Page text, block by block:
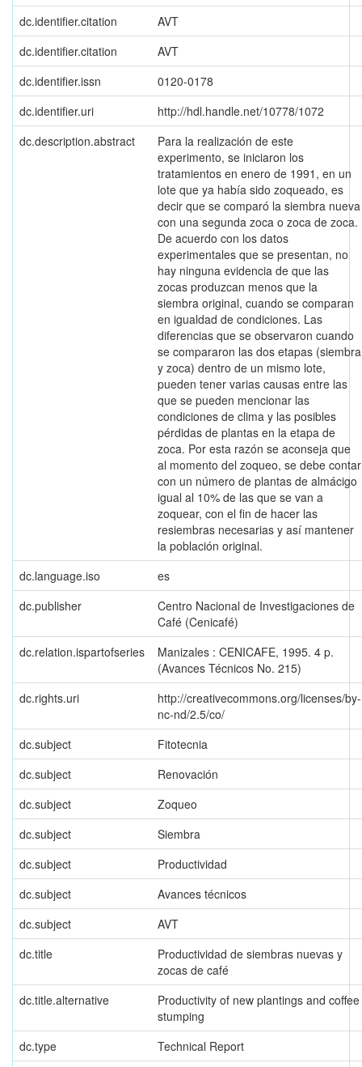
dc.identifier.citation
AVT
dc.identifier.citation
AVT
dc.identifier.issn
0120-0178
dc.identifier.uri
http://hdl.handle.net/10778/1072
dc.description.abstract
Para la realización de este
experimento, se iniciaron los
tratamientos en enero de 1991, en un
lote que ya había sido zoqueado, es
decir que se comparó la siembra nueva
con una segunda zoca o zoca de zoca.
De acuerdo con los datos
experimentales que se presentan, no
hay ninguna evidencia de que las
zocas produzcan menos que la
siembra original, cuando se comparan
en igualdad de condiciones. Las
diferencias que se observaron cuando
se compararon las dos etapas (siembra
y zoca) dentro de un mismo lote,
pueden tener varias causas entre las
que se pueden mencionar las
condiciones de clima y las posibles
pérdidas de plantas en la etapa de
zoca. Por esta razón se aconseja que
al momento del zoqueo, se debe contar
con un número de plantas de almácigo
igual al 10% de las que se van a
zoquear, con el fin de hacer las
resiembras necesarias y así mantener
la población original.
dc.language.iso
es
dc.publisher
Centro Nacional de Investigaciones de
Café (Cenicafé)
dc.relation.ispartofseries
Manizales : CENICAFE, 1995. 4 p.
(Avances Técnicos No. 215)
dc.rights.uri
http://creativecommons.org/licenses/by-
nc-nd/2.5/co/
dc.subject
Fitotecnia
dc.subject
Renovación
dc.subject
Zoqueo
dc.subject
Siembra
dc.subject
Productividad
dc.subject
Avances técnicos
dc.subject
AVT
dc.title
Productividad de siembras nuevas y
zocas de café
dc.title.alternative
Productivity of new plantings and coffee
stumping
dc.type
Technical Report